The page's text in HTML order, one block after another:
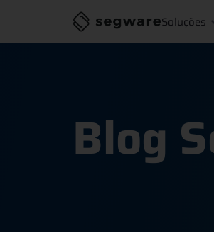
Soluções
Blog